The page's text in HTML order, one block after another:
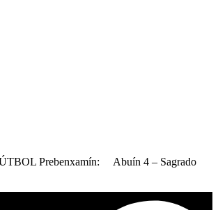
Prebenxamín: Abuín 4 – Sagrado